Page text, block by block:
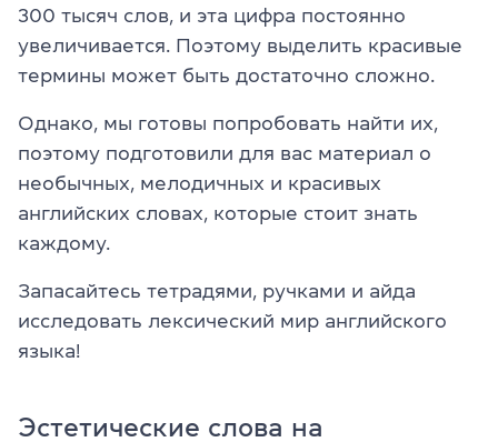
(098) 580 11 00
г. Киев, метро Золотые Ворота, ул. Ярославов Вал, 13/2-б,
Посмотреть на Google Maps
300 тысяч слов, и эта цифра постоянно
увеличивается. Поэтому выделить красивые
термины может быть достаточно сложно.
Однако, мы готовы попробовать найти их,
поэтому подготовили для вас материал о
необычных, мелодичных и красивых
английских словах, которые стоит знать
каждому.
Запасайтесь тетрадями, ручками и айда
исследовать лексический мир английского
языка!
Эстетические слова на